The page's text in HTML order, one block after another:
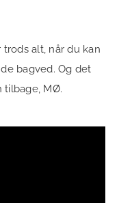
alt, når du kan
bagved. Og det
tilbage, MØ.